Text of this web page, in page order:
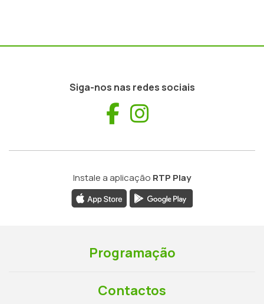
Siga-nos nas redes sociais
Facebook
Instale a aplicação RTP Play
Programação
Contactos